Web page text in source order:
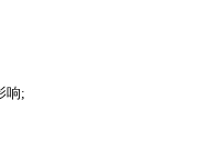
响;